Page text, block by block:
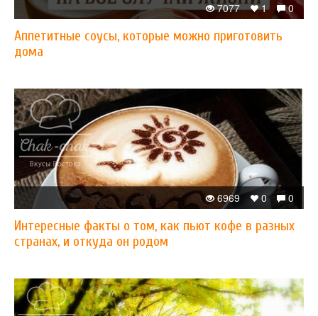
0
1
7077
Аппетитные соусы, которые можно приготовить
дома
0
0
6969
Интересные факты о том, как пьют кофе в разных
странах, и откуда он родом